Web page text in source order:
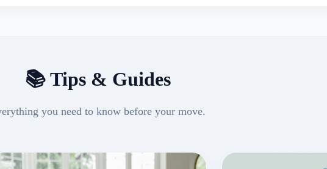
📚 Tips & Guides
you need to know before your move.